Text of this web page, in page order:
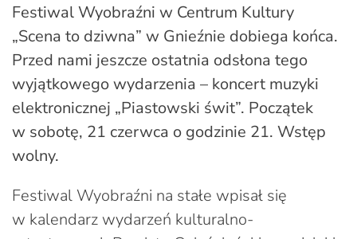
Festiwal Wyobraźni w Centrum Kultury
„Scena to dziwna” w Gnieźnie dobiega końca.
Przed nami jeszcze ostatnia odsłona tego
wyjątkowego wydarzenia – koncert muzyki
elektronicznej „Piastowski świt”. Początek
w sobotę, 21 czerwca o godzinie 21. Wstęp
wolny.
Festiwal Wyobraźni na stałe wpisał się
w kalendarz wydarzeń kulturalno-